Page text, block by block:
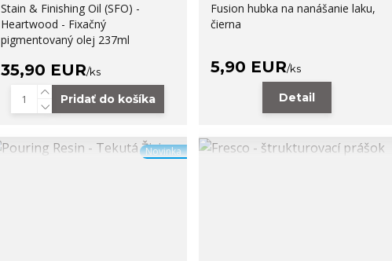
Stain & Finishing Oil (SFO) -
Heartwood - Fixačný
pigmentovaný olej 237ml
35,90 EUR/ks
Pridať do košíka
Fusion hubka na nanášanie laku,
čierna
5,90 EUR/ks
Detail
Novinka